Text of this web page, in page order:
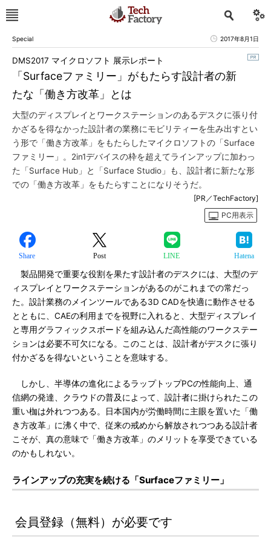
Special 2017年8月1日
「Surfaceファミリー」がもたらす設計者の新
たな「働き方改革」とは
DMS2017 マイクロソフト 展示レポート
大型のディスプレイとワークステーションのあるデスクに張り付
かざるを得なかった設計者の業務にモビリティーを生み出すとい
う形で「働き方改革」をもたらしたマイクロソフトの「Surface
ファミリー」。2in1デバイスの枠を超えてラインアップに加わっ
た「Surface Hub」と「Surface Studio」も、設計者に新たな形
での「働き方改革」をもたらすことになりそうだ。
[PR／TechFactory]
PC用表示
Share Post LINE Hatena
製品開発で重要な役割を果たす設計者のデスクには、大型のデ
ィスプレイとワークステーションがあるのがこれまでの常だっ
た。設計業務のメインツールである3D CADを快適に動作させる
とともに、CAEの利用までを視野に入れると、大型ディスプレイ
と専用グラフィックスボードを組み込んだ高性能のワークステー
ションは必要不可欠になる。このことは、設計者がデスクに張り
付かざるを得ないということを意味する。
しかし、半導体の進化によるラップトップPCの性能向上、通
信網の発達、クラウドの普及によって、設計者に掛けられたこの
重い枷は外れつつある。日本国内が労働時間に主眼を置いた「働
き方改革」に沸く中で、従来の戒めから解放されつつある設計者
こそが、真の意味で「働き方改革」のメリットを享受できている
のかもしれない。
ラインアップの充実を続ける「Surfaceファミリー」
会員登録（無料）が必要です